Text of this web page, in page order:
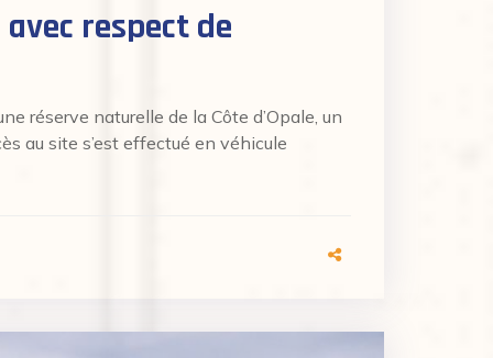
respect de
réserve naturelle de la Côte d’Opale, un
au site s’est effectué en véhicule